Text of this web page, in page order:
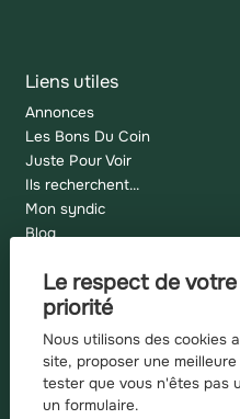
Le respect de
priorité
Nous utilisons des cookies
site, proposer une
tester que vous n'êtes pas
un formulaire.
Liens utiles
Annonces
Les Bons Du Coin
Juste Pour Voir
Ils recherchent...
Mon syndic
Blog
Mentions légales
Barème d'honoraires
Recherches fréquentes